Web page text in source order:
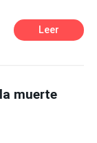
vida tranquila
que
o FBI para
Harris,
Leer
muerte